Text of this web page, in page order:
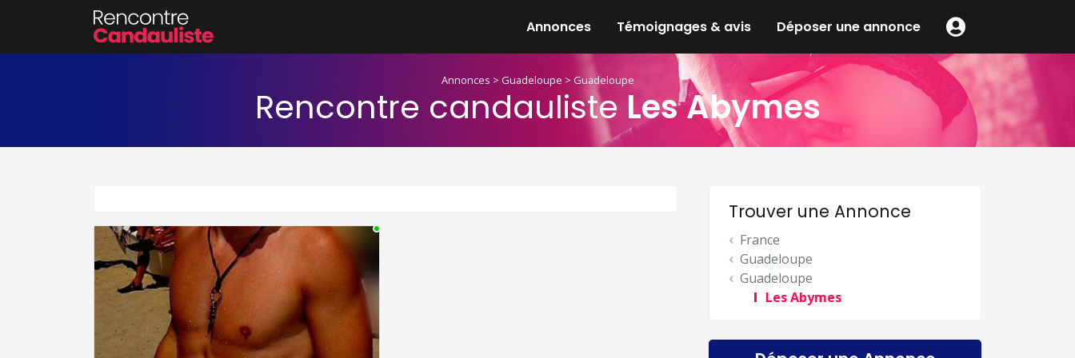
Annonces Témoignages & avis Déposer une annonce
Annonces > Guadeloupe > Guadeloupe
Rencontre candauliste Les Abymes
Trouver une Annonce
France
Guadeloupe
Guadeloupe
Les Abymes